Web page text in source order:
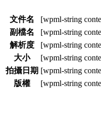
文件名
副檔名
解析度
大小
拍攝日期
版權